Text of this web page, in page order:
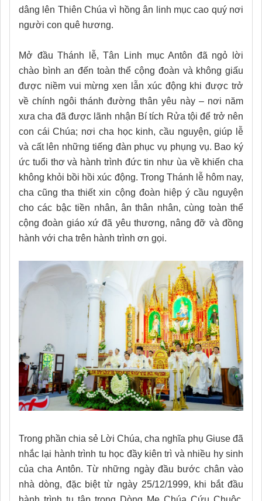
dâng lên Thiên Chúa vì hồng ân linh mục cao quý nơi
người con quê hương.
Mở đầu Thánh lễ, Tân Linh mục Antôn đã ngỏ lời
chào bình an đến toàn thể cộng đoàn và không giấu
được niềm vui mừng xen lẫn xúc động khi được trở
về chính ngôi thánh đường thân yêu này – nơi năm
xưa cha đã được lãnh nhận Bí tích Rửa tội để trở nên
con cái Chúa; nơi cha học kinh, cầu nguyện, giúp lễ
và cất lên những tiếng đàn phục vụ phụng vụ. Bao ký
ức tuổi thơ và hành trình đức tin như ùa về khiến cha
không khỏi bồi hồi xúc động. Trong Thánh lễ hôm nay,
cha cũng tha thiết xin cộng đoàn hiệp ý cầu nguyện
cho các bậc tiền nhân, ân thân nhân, cùng toàn thể
cộng đoàn giáo xứ đã yêu thương, nâng đỡ và đồng
hành với cha trên hành trình ơn gọi.
Trong phần chia sẻ Lời Chúa, cha nghĩa phụ Giuse đã
nhắc lại hành trình tu học đầy kiên trì và nhiều hy sinh
của cha Antôn. Từ những ngày đầu bước chân vào
nhà dòng, đặc biệt từ ngày 25/12/1999, khi bắt đầu